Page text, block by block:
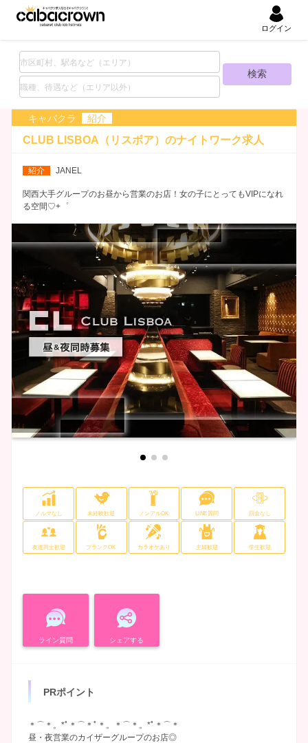
ログイン
キャバクラ 紹介
CLUB LISBOA（リスボア）のナイトワーク求人
紹介 JANEL
関西大手グループのお昼から営業のお店！女の子にとってもVIPになれ
る空間♡+゜
ノルマなし 未経験歓迎 ノンアルOK LINE質問 罰金なし
友達同士歓迎 ブランクOK カラオケあり 主婦歓迎 学生歓迎
ライン質問 シェアする
PRポイント
＊⌒＊。*ﾟ＊⌒＊ﾟ＊。＊⌒＊。*ﾟ＊⌒＊
昼・夜営業のカイザーグループのお店◎